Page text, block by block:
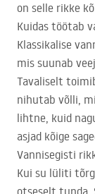
on selle rikke
Kuidas töötab
Klassikalise
mis suunab
Tavaliselt
nihutab võlli,
lihtne, kuid
asjad kõige
Vannisegisti
Kui su lüliti